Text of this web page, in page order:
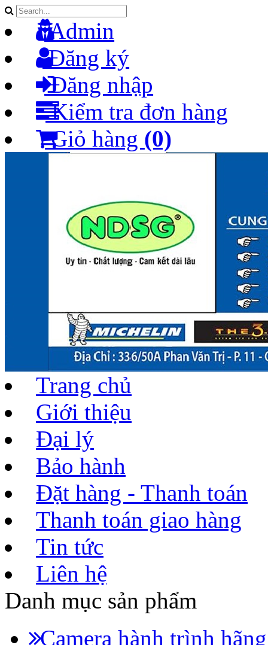
Admin
Đăng ký
Đăng nhập
Kiểm tra đơn hàng
Giỏ hàng (0)
Trang chủ
Giới thiệu
Đại lý
Bảo hành
Đặt hàng - Thanh toán
Thanh toán giao hàng
Tin tức
Liên hệ
Danh mục sản phẩm
Camera hành trình